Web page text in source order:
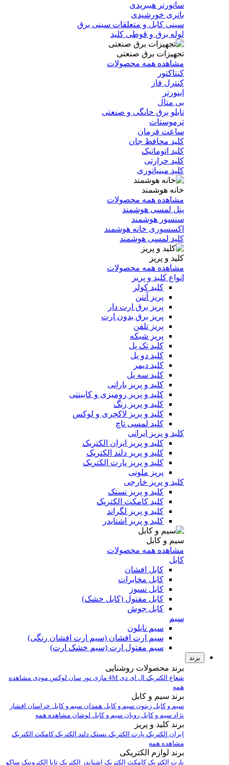
سانورتر هیبریدی
باتری خورشیدی
سینی کابل و متعلقات سینی برق
لوله برق و قوطی کلید
تجهیزات برق صنعتی
مشاهده همه محصولات
کنتاکتور
کنترل فاز
اینورتر
بی متال
تابلو برق خانگی و صنعتی
ترموستات
ساعت فرمان
کلید محافظ جان
کلید اتوماتیک
کلید حرارتی
کلید مینیاتوری
خانه هوشمند
مشاهده همه محصولات
پنل لمسی هوشمند
سنسور هوشمند
اکسسوری خانه هوشمند
کلید لمسی هوشمند
کلید و پریز
مشاهده همه محصولات
انواع کلید و پریز
کلید کولر
پریز آنتن
پریز برق ارت دار
پریز برق بدون ارت
پریز تلفن
پریز شبکه
کلید تک پل
کلید دو پل
کلید دیمر
کلید سه پل
کلید و پریز بارانی
کلید و پریز رومیزی و کابینتی
کلید و پریز زنگ
کلید و پریز لاکچری و لوکس
کلید لمسی تاچ
کلید و پریز ایرانی
کلید و پریز ایران الکتریک
کلید و پریز دلند الکتریک
کلید و پریز پارت الکتریک
پریز ملونی
کلید و پریز خارجی
کلید و پریز نستک
کلید کامکث الکتریک
کلید و پریز لگراند
کلید و پریز اشنایدر
سیم و کابل
مشاهده همه محصولات
کابل
کابل افشان
کابل مخابرات
کابل نسوز
کابل مفتول (کابل خشک)
کابل جوش
سیم
سیم نایلون
سیم ارت افشان (سیم ارت افشان رنگی)
سیم مفتول ارت (سیم خشک ارت)
برند
برند محصولات روشنایی
شعاع الکتریک ال ای دی 4M مازی نور سان لوکس مودی مشاهده
همه
برند سیم و کابل
سیم و کابل زیتون سیم و کابل همدان سیم و کابل خراسان افشار
نژاد سیم و کابل رویان سیم و کابل لوشان مشاهده همه
برند کلید و پریز
ایران الکتریک پارت الکتریک نستک دلند الکتریککامکث الکتریک
مشاهده همه
برند لوازم الکتریکی
پارت الکتریککامکث الکتریک اشنایدر الکتریک تابا الکترونیک ساکو